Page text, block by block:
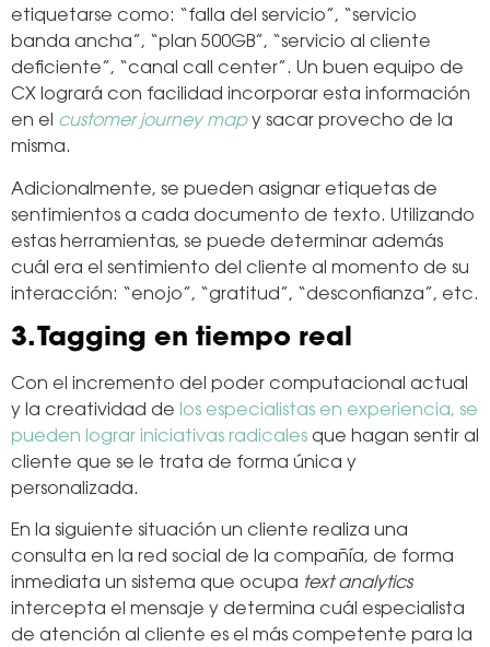
etiquetarse como: “falla del servicio”, “servicio
banda ancha”, “plan 500GB”, “servicio al cliente
deficiente”, “canal call center”. Un buen equipo de
CX logrará con facilidad incorporar esta información
en el customer journey map y sacar provecho de la
misma.
Adicionalmente, se pueden asignar etiquetas de
sentimientos a cada documento de texto. Utilizando
estas herramientas, se puede determinar además
cuál era el sentimiento del cliente al momento de su
interacción: “enojo”, “gratitud”, “desconfianza”, etc.
3. Tagging en tiempo real
Con el incremento del poder computacional actual
y la creatividad de los especialistas en experiencia, se
pueden lograr iniciativas radicales que hagan sentir al
cliente que se le trata de forma única y
personalizada.
En la siguiente situación un cliente realiza una
consulta en la red social de la compañía, de forma
inmediata un sistema que ocupa text analytics
intercepta el mensaje y determina cuál especialista
de atención al cliente es el más competente para la